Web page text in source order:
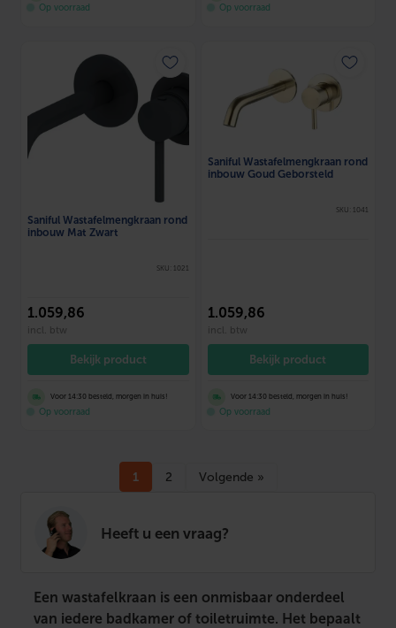
Heeft u een vraag?
Op voorraad Op voorraad
Saniful Wastafelmengkraan rond
inbouw Mat Zwart
SKU: 1021
1.059,86
incl. btw
Bekijk product
Voor 14:30 besteld, morgen in huis!
Op voorraad
Saniful Wastafelmengkraan rond
inbouw Goud Geborsteld
SKU: 1041
1.059,86
incl. btw
Bekijk product
Voor 14:30 besteld, morgen in huis!
Op voorraad
1 2 Volgende »
Een wastafelkraan is een onmisbaar onderdeel
van iedere badkamer of toiletruimte. Het bepaalt